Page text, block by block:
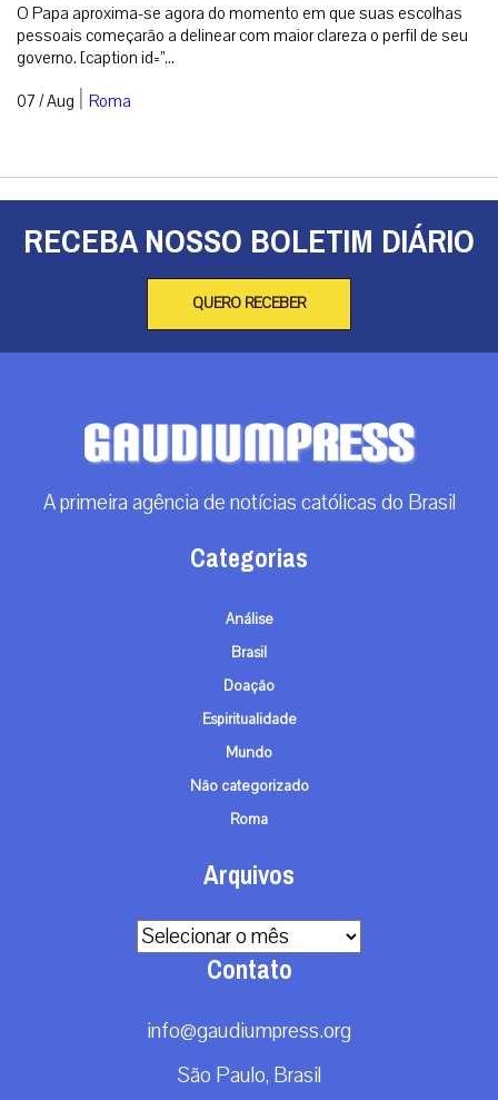
O Papa aproxima-se agora do momento em que suas escolhas
pessoais começarão a delinear com maior clareza o perfil de seu
governo. [caption id=”...
07 / Aug | Roma
RECEBA NOSSO BOLETIM DIÁRIO
QUERO RECEBER
A primeira agência de notícias católicas do Brasil
Categorias
Análise
Brasil
Doação
Espiritualidade
Mundo
Não categorizado
Roma
Arquivos
Arquivos
Contato
info@gaudiumpress.org
São Paulo, Brasil